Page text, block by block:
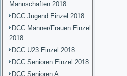
Mannschaften 2018
DCC Jugend Einzel 2018
DCC Männer/Frauen Einzel
2018
DCC U23 Einzel 2018
DCC Senioren Einzel 2018
DCC Senioren A